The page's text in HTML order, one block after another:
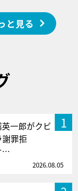
と見る
1
一郎がクビ
罪拒
…
2026.08.05